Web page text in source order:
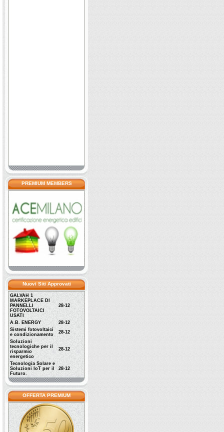
PREMIUM MEMBERS
Nuovi Siti Approvati
GALVAH 1
MARKEPLACE DI
PANNELLI
FOTOVOLTAICI
USATI
28-12
A.B. ENERGY
28-12
Sistemi fotovoltaici
e condizionamento
28-12
Soluzioni
tecnologiche per il
risparmio
energetico
28-12
Tecnologia Solare e
Soluzioni IoT per il
Futuro.
28-12
OFFERTA PREMIUM